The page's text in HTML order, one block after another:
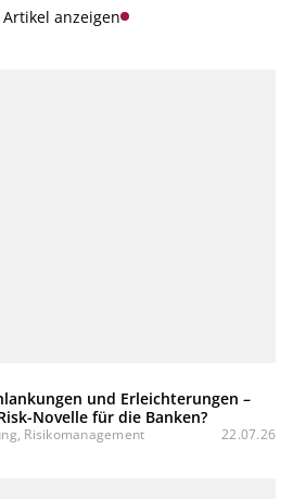
anzeigen
und Erleichterungen –
Novelle für die Banken?
Risikomanagement 22.07.26